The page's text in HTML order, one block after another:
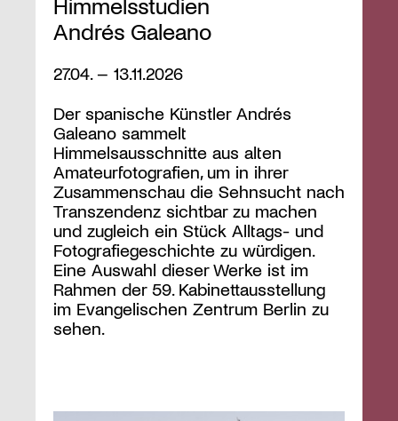
Andrés Galeano
27.04. – 13.11.2026
Der spanische Künstler Andrés
Galeano sammelt
Himmelsausschnitte aus alten
Amateurfotografien, um in ihrer
Zusammenschau die Sehnsucht nach
Transzendenz sichtbar zu machen
und zugleich ein Stück Alltags- und
Fotografiegeschichte zu würdigen.
Eine Auswahl dieser Werke ist im
Rahmen der 59. Kabinettausstellung
im Evangelischen Zentrum Berlin zu
sehen.